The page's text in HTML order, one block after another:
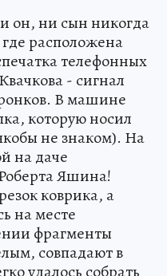
он, ни сын никогда
расположена
телефонных
- сигнал
В машине
которую носил
не знаком). На
на даче
Яшина!
коврика, а
на месте
фрагменты
совпадают в